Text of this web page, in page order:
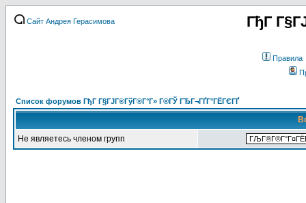
Сайт Андрея Герасимова ГђГ
Правила
Список форумов ГђГ Г§ГЈГ®ГўГ®Г°Г» Г®ГЎ ГЂГ¬ГҐГ°ГЁГЄГҐ
Не являетесь членом групп